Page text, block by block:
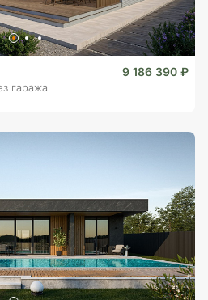
9 186 390 ₽
гаража